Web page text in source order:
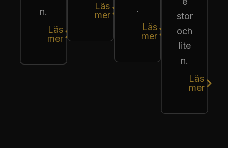
n.
Läs
mer
Läs
mer
.
Läs
mer
stor
och
lite
n.
Läs
mer